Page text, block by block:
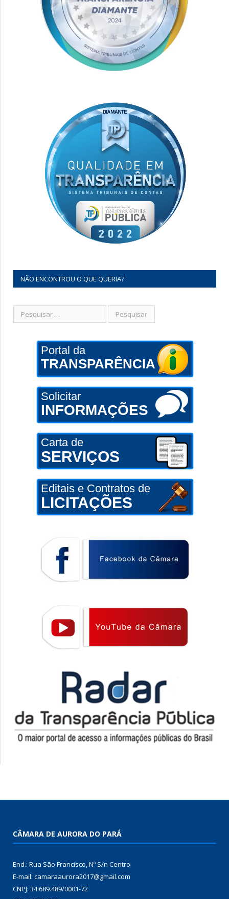
NÃO ENCONTROU O QUE QUERIA?
Portal da
TRANSPARÊNCIA
Solicitar
INFORMAÇÕES
Carta de
SERVIÇOS
Editais e Contratos de
LICITAÇÕES
CÂMARA DE AURORA DO PARÁ
End.: Rua São Francisco, Nº S/n Centro
E-mail: camaraaurora2017@gmail.com
CNPJ: 34.689.489/0001-72